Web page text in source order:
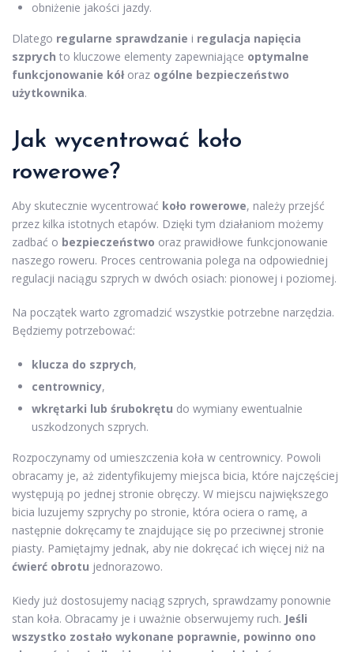
obniżenie jakości jazdy.
Dlatego regularne sprawdzanie i regulacja napięcia
szprych to kluczowe elementy zapewniające optymalne
funkcjonowanie kółoraz ogólne bezpieczeństwo
użytkownika.
Jak wycentrować koło
rowerowe?
Aby skutecznie wycentrować koło rowerowe, należy przejść
przez kilka istotnych etapów. Dzięki tym działaniom możemy
zadbać o bezpieczeństwo oraz prawidłowe funkcjonowanie
naszego roweru. Proces centrowania polega na odpowiedniej
regulacji naciągu szprych w dwóch osiach: pionowej i poziomej.
Na początek warto zgromadzić wszystkie potrzebne narzędzia.
Będziemy potrzebować:
klucza do szprych,
centrownicy,
wkrętarki lub śrubokrętu do wymiany ewentualnie
uszkodzonych szprych.
Rozpoczynamy od umieszczenia koła w centrownicy. Powoli
obracamy je, aż zidentyfikujemy miejsca bicia, które najczęściej
występują po jednej stronie obręczy. W miejscu największego
bicia luzujemy szprychy po stronie, która ociera o ramę, a
następnie dokręcamy te znajdujące się po przeciwnej stronie
piasty. Pamiętajmy jednak, aby nie dokręcać ich więcej niż na
ćwierć obrotu jednorazowo.
Kiedy już dostosujemy naciąg szprych, sprawdzamy ponownie
stan koła. Obracamy je i uważnie obserwujemy ruch. Jeśli
wszystko zostało wykonane poprawnie, powinno ono